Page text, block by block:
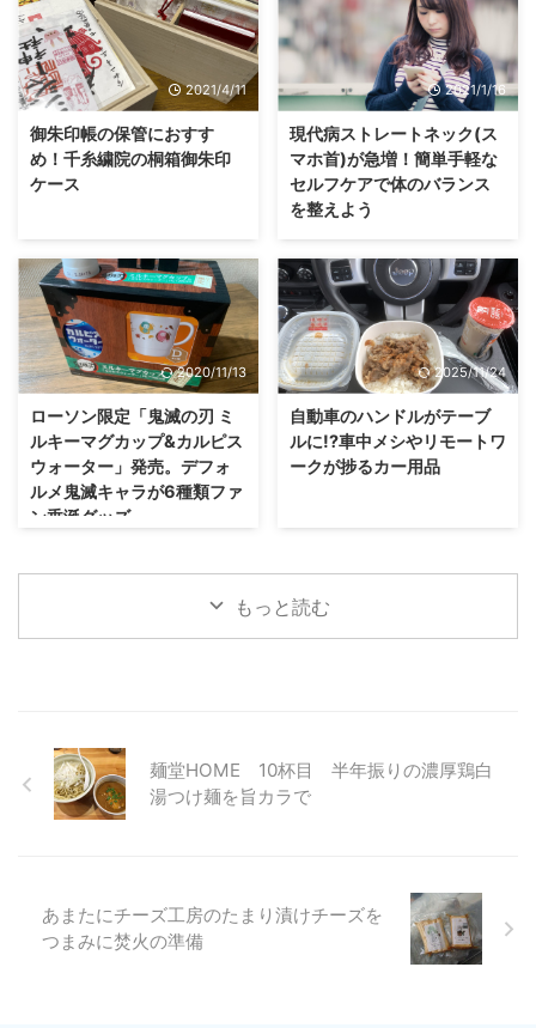
2021/4/11
御朱印帳の保管におすす
め！千糸繍院の桐箱御朱印
ケース
2021/1/16
現代病ストレートネック(ス
マホ首)が急増！簡単手軽な
セルフケアで体のバランス
を整えよう
2020/11/13
ローソン限定「鬼滅の刃 ミ
ルキーマグカップ&カルピス
ウォーター」発売。デフォ
ルメ鬼滅キャラが6種類ファ
ン垂涎グッズ
2025/11/24
自動車のハンドルがテーブ
ルに!?車中メシやリモートワ
ークが捗るカー用品
もっと読む
麺堂HOME 10杯目 半年振りの濃厚鶏白
湯つけ麺を旨カラで
あまたにチーズ工房のたまり漬けチーズを
つまみに焚火の準備